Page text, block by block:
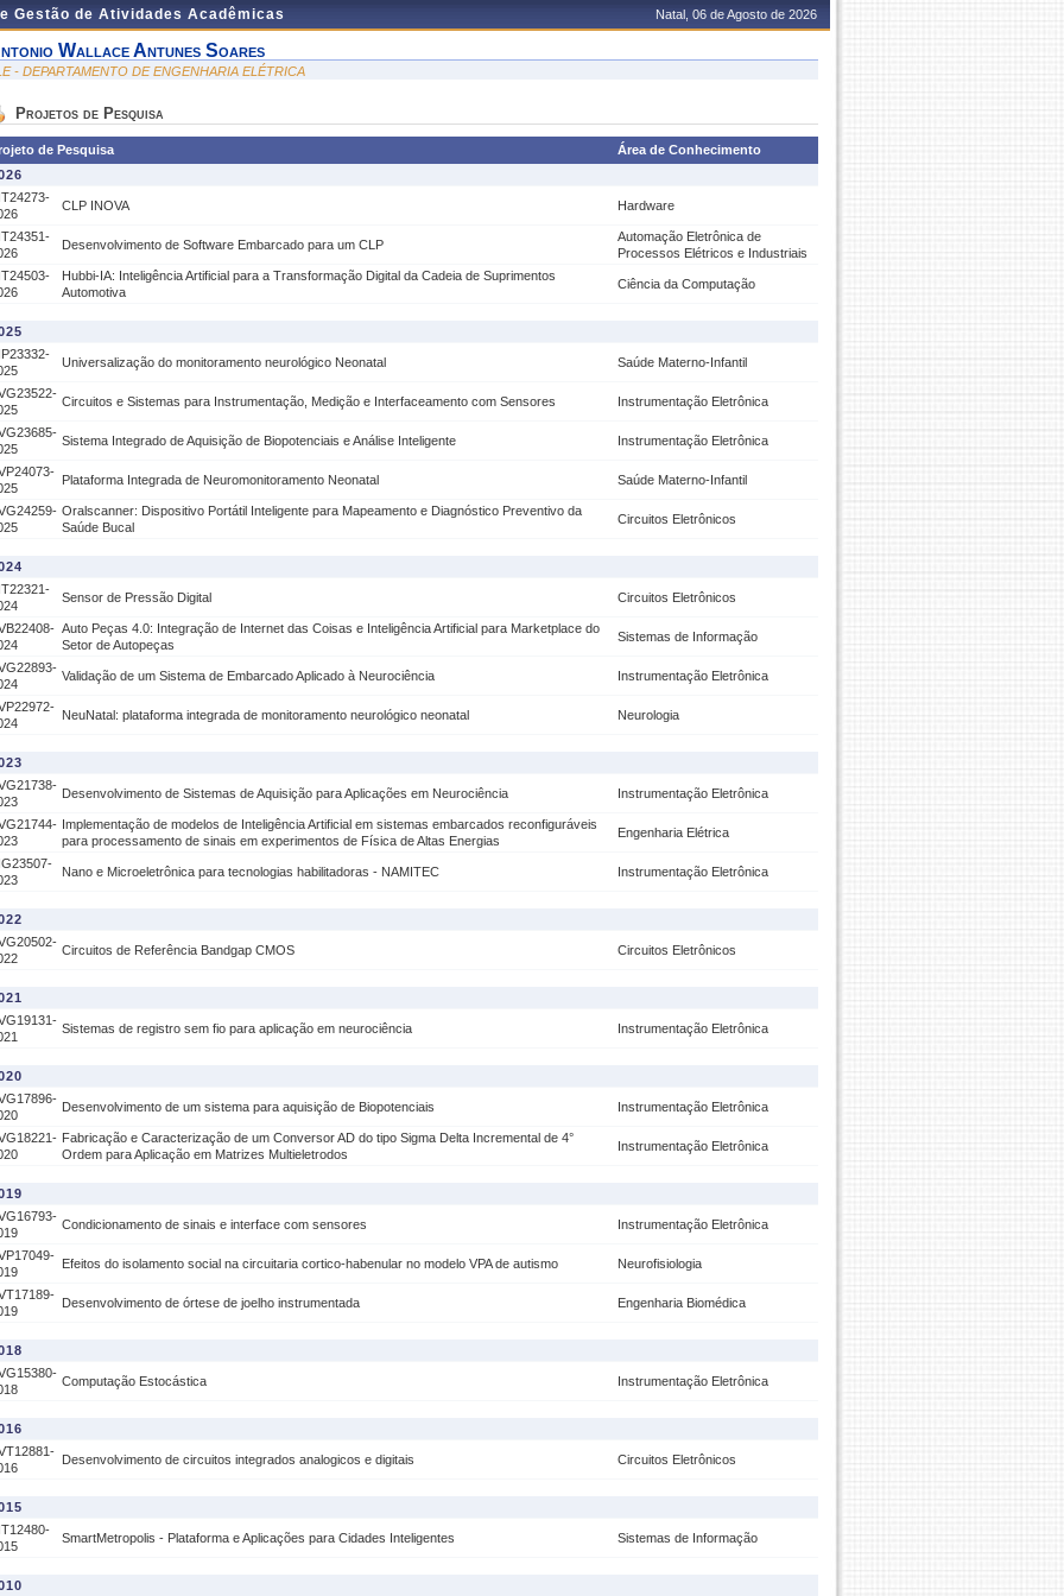
Gestão de Atividades Acadêmicas Natal, 06 de Agosto de 2026
Wallace Antunes Soares
- DEPARTAMENTO DE ENGENHARIA ELÉTRICA
Projetos de Pesquisa
de Pesquisa
Área de Conhecimento
CLP INOVA Hardware
Desenvolvimento de Software Embarcado para um CLP
Automação Eletrônica de
Processos Elétricos e Industriais
Hubbi-IA: Inteligência Artificial para a Transformação Digital da Cadeia de Suprimentos
Automotiva
Ciência da Computação
Universalização do monitoramento neurológico Neonatal Saúde Materno-Infantil
Circuitos e Sistemas para Instrumentação, Medição e Interfaceamento com Sensores Instrumentação Eletrônica
Sistema Integrado de Aquisição de Biopotenciais e Análise Inteligente Instrumentação Eletrônica
Plataforma Integrada de Neuromonitoramento Neonatal Saúde Materno-Infantil
Oralscanner: Dispositivo Portátil Inteligente para Mapeamento e Diagnóstico Preventivo da
Saúde Bucal
Circuitos Eletrônicos
Sensor de Pressão Digital Circuitos Eletrônicos
Auto Peças 4.0: Integração de Internet das Coisas e Inteligência Artificial para Marketplace do
Setor de Autopeças
Sistemas de Informação
Validação de um Sistema de Embarcado Aplicado à Neurociência Instrumentação Eletrônica
NeuNatal: plataforma integrada de monitoramento neurológico neonatal Neurologia
Desenvolvimento de Sistemas de Aquisição para Aplicações em Neurociência Instrumentação Eletrônica
Implementação de modelos de Inteligência Artificial em sistemas embarcados reconfiguráveis
para processamento de sinais em experimentos de Física de Altas Energias
Engenharia Elétrica
Nano e Microeletrônica para tecnologias habilitadoras - NAMITEC Instrumentação Eletrônica
Circuitos de Referência Bandgap CMOS Circuitos Eletrônicos
Sistemas de registro sem fio para aplicação em neurociência Instrumentação Eletrônica
Desenvolvimento de um sistema para aquisição de Biopotenciais Instrumentação Eletrônica
Fabricação e Caracterização de um Conversor AD do tipo Sigma Delta Incremental de 4°
Ordem para Aplicação em Matrizes Multieletrodos
Instrumentação Eletrônica
Condicionamento de sinais e interface com sensores Instrumentação Eletrônica
Efeitos do isolamento social na circuitaria cortico-habenular no modelo VPA de autismo Neurofisiologia
Desenvolvimento de órtese de joelho instrumentada Engenharia Biomédica
Computação Estocástica Instrumentação Eletrônica
Desenvolvimento de circuitos integrados analogicos e digitais Circuitos Eletrônicos
SmartMetropolis - Plataforma e Aplicações para Cidades Inteligentes Sistemas de Informação